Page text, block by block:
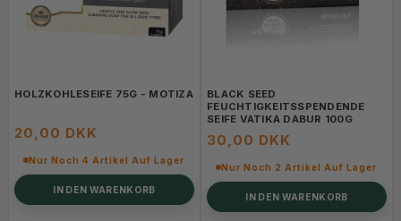
HOLZKOHLESEIFE 75G - MOTIZA
20,00 DKK
Nur Noch 4 Artikel Auf Lager
IN DEN WARENKORB
BLACK SEED
FEUCHTIGKEITSSPENDENDE
SEIFE VATIKA DABUR 100G
30,00 DKK
Nur Noch 2 Artikel Auf Lager
IN DEN WARENKORB